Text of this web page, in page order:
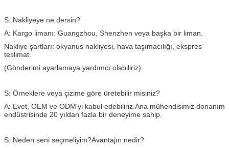
S: Nakliyeye ne dersin?
A: Kargo limanı: Guangzhou, Shenzhen veya başka bir liman.
Nakliye şartları: okyanus nakliyesi, hava taşımacılığı, ekspres
teslimat.
(Gönderimi ayarlamaya yardımcı olabiliriz)
S: Örneklere veya çizime göre üretebilir misiniz?
A: Evet, OEM ve ODM'yi kabul edebiliriz. Ana mühendisimiz donanım
endüstrisinde 20 yıldan fazla bir deneyime sahip.
S: Neden seni seçmeliyim?Avantajın nedir?